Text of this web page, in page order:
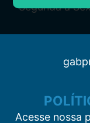
Segunda à
Acesse nossa